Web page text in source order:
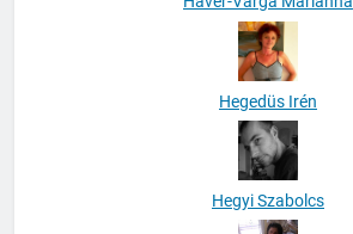
Hegedüs Irén
Hegyi Szabolcs